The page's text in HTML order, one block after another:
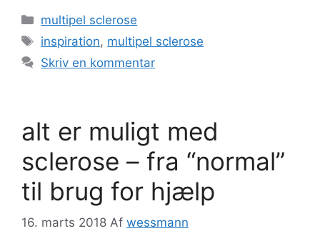
Kategorier
multipel sclerose
Tags
inspiration, multipel sclerose
Skriv en kommentar
alt er muligt med
sclerose – fra “normal”
til brug for hjælp
16. marts 2018 Af wessmann